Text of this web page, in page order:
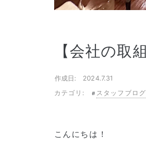
【会社の取
作成日: 2024.7.31
カテゴリ:
スタッフブログ
こんにちは！